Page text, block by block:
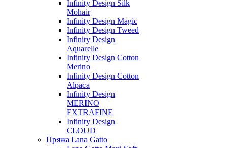
Infinity Design Silk
Mohair
Infinity Design Magic
Infinity Design Tweed
Infinity Design
Aquarelle
Infinity Design Cotton
Merino
Infinity Design Cotton
Alpaca
Infinity Design
MERINO
EXTRAFINE
Infinity Design
CLOUD
Пряжа Lana Gatto